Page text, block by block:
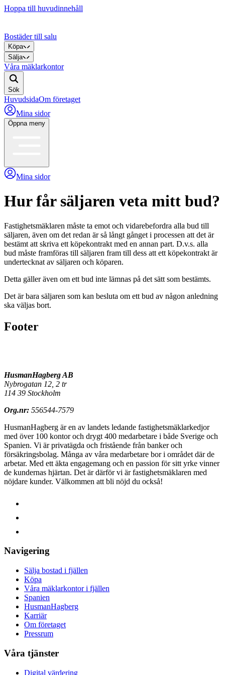
Hoppa till huvudinnehåll
Bostäder till salu
Köpa
Sälja
Våra mäklarkontor
Sök
HuvudsidaOm företaget
Mina sidor
Öppna meny
Mina sidor
Hur får säljaren veta mitt bud?
Fastighetsmäklaren måste ta emot och vidarebefordra alla bud till
säljaren, även om det redan är så långt gånget i processen att det är
bestämt att skriva ett köpekontrakt med en annan part. D.v.s. alla
bud måste framföras till säljaren fram till dess att ett köpekontrakt är
undertecknat av säljaren och köparen.
Detta gäller även om ett bud inte lämnas på det sätt som bestämts.
Det är bara säljaren som kan besluta om ett bud av någon anledning
ska väljas bort.
Footer
HusmanHagberg AB
Nybrogatan 12, 2 tr
114 39 Stockholm
Org.nr: 556544-7579
HusmanHagberg är en av landets ledande fastighetsmäklarkedjor
med över 100 kontor och drygt 400 medarbetare i både Sverige och
Spanien. Vi är privatägda och fristående från banker och
försäkringsbolag. Många av våra medarbetare bor i området där de
arbetar. Med ett äkta engagemang och en passion för sitt yrke vinner
de kundernas hjärtan. Det är därför vi är fastighetsmäklaren med
nöjdare kunder. Välkommen att bli nöjd du också!
Navigering
Sälja bostad i fjällen
Köpa
Våra mäklarkontor i fjällen
Spanien
HusmanHagberg
Karriär
Om företaget
Pressrum
Våra tjänster
Digital värdering